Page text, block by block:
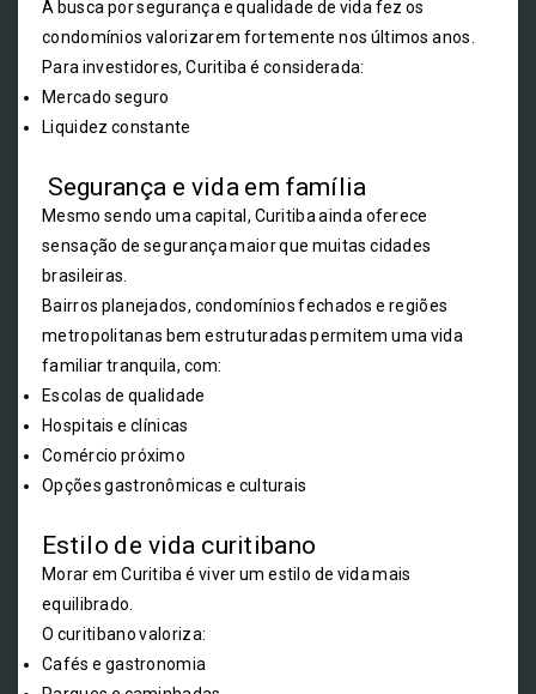
A busca por segurança e qualidade de vida fez os
condomínios valorizarem fortemente nos últimos anos.
Para investidores, Curitiba é considerada:
Mercado seguro
Liquidez constante
Segurança e vida em família
Mesmo sendo uma capital, Curitiba ainda oferece
sensação de segurança maior que muitas cidades
brasileiras.
Bairros planejados, condomínios fechados e regiões
metropolitanas bem estruturadas permitem uma vida
familiar tranquila, com:
Escolas de qualidade
Hospitais e clínicas
Comércio próximo
Opções gastronômicas e culturais
Estilo de vida curitibano
Morar em Curitiba é viver um estilo de vida mais
equilibrado.
O curitibano valoriza:
Cafés e gastronomia